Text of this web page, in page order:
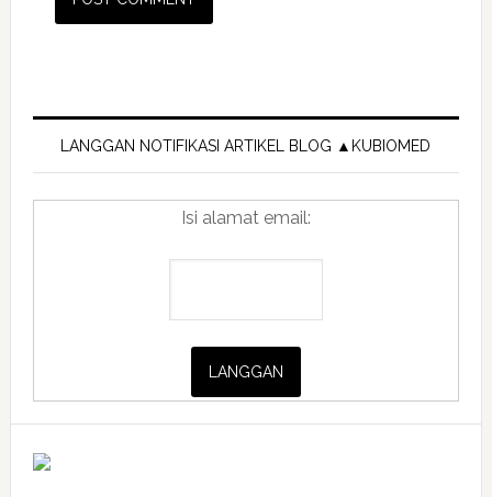
Primary
Sidebar
LANGGAN NOTIFIKASI ARTIKEL BLOG ▲KUBIOMED
Isi alamat email: